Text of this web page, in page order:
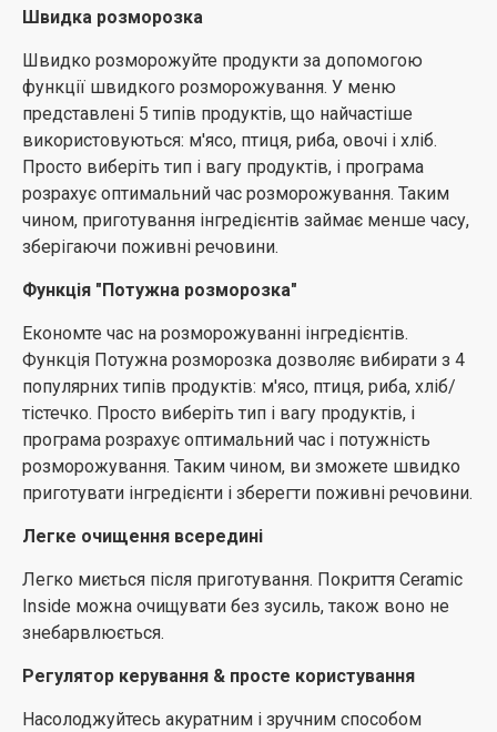
оберіть варіант «Домашній десерт». Це простий
горіховий пиріг, банановий хліб, бісквіт, брауні та
яєчний пудинг.
Система потрійного розподілу (TDS)
Переконайтеся, що все, що ви готуєте, від піци до
теплого молока, готується належним чином*. Система
потрійного розподілу розподіляє мікрохвилі в 3
напрямках, таким чином вони досягають кожного
куточку і проникають у їжу в декількох напрямках.
рівномірно.
Автоприготування
Готуйте смачні страви без зволікань.
Автоприготування пропонує на вибір 15 страв, що
часто готуються, таких як птиця, макарони, риба та
овочі. Кожна з них попередньо запрограмована на
відповідний режим, час і температуру. Просто
інструкцій.
Економічний режим
Побутова техніка, яка залишається увімкненою
для вас. Однак режим очікування може зменшити це
Швидка розморозка
Швидко розморожуйте продукти за допомогою
функції швидкого розморожування. У меню
представлені 5 типів продуктів, що найчастіше
використовуються: м'ясо, птиця, риба, овочі і хліб.
Просто виберіть тип і вагу продуктів, і програма
розрахує оптимальний час розморожування. Таким
чином, приготування інгредієнтів займає менше часу,
зберігаючи поживні речовини.
Функція "Потужна розморозка"
Економте час на розморожуванні інгредієнтів.
Функція Потужна розморозка дозволяє вибирати з 4
популярних типів продуктів: м'ясо, птиця, риба, хліб/
тістечко. Просто виберіть тип і вагу продуктів, і
програма розрахує оптимальний час і потужність
розморожування. Таким чином, ви зможете швидко
приготувати інгредієнти і зберегти поживні речовини.
Легке очищення всередині
Легко миється після приготування. Покриття Ceramic
Inside можна очищувати без зусиль, також воно не
знебарвлюється.
Регулятор керування & просте користування
Насолоджуйтесь акуратним і зручним способом